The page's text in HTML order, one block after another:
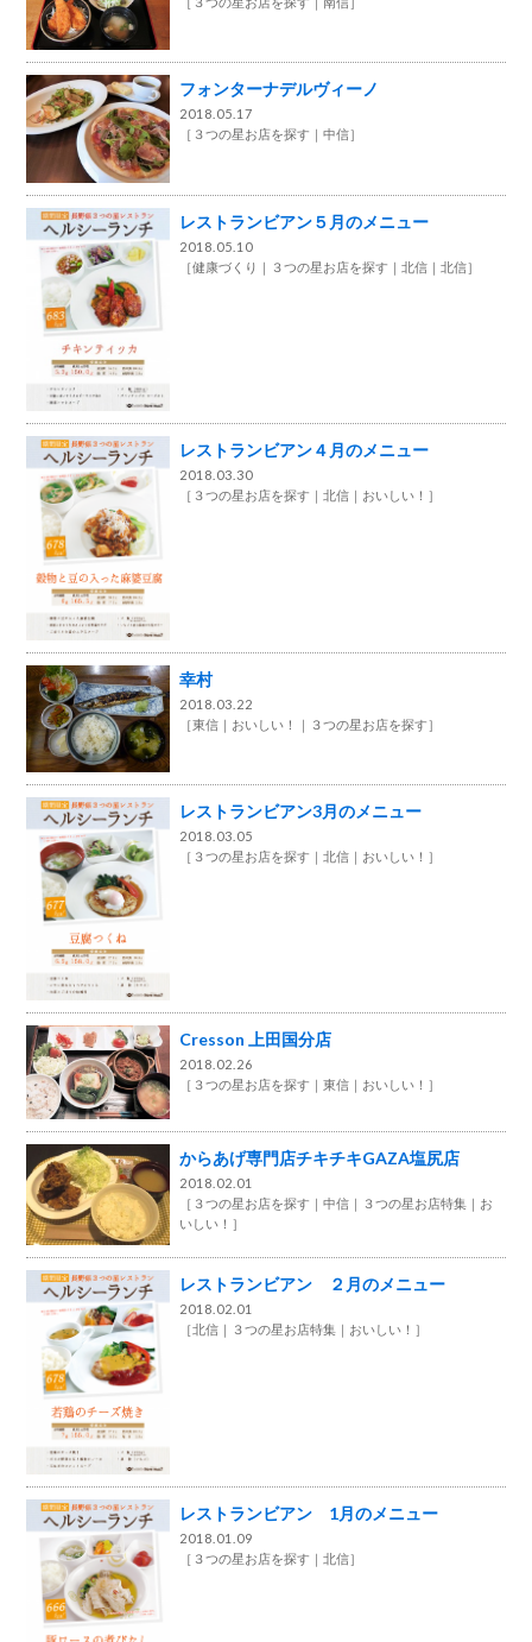
フォンターナデルヴィーノ
2018.05.17
［ ３つの星お店を探す 中信］
レストランビアン５月のメニュー
2018.05.10
［健康づくり ３つの星お店を探す 北信 北信］
レストランビアン４月のメニュー
2018.03.30
［ ３つの星お店を探す 北信 おいしい！ ］
幸村
2018.03.22
［東信 おいしい！ ３つの星お店を探す］
レストランビアン3月のメニュー
2018.03.05
［ ３つの星お店を探す 北信 おいしい！ ］
Cresson 上田国分店
2018.02.26
［ ３つの星お店を探す 東信 おいしい！ ］
からあげ専門店チキチキGAZA塩尻店
2018.02.01
［ ３つの星お店を探す 中信 ３つの星お店特集
お
いしい！ ］
レストランビアン ２月のメニュー
2018.02.01
［北信 ３つの星お店特集 おいしい！ ］
レストランビアン 1月のメニュー
2018.01.09
［ ３つの星お店を探す 北信］